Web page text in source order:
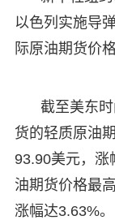
以色列实施导
际原油期货价
截至美东
货的轻质原油
93.90美元，涨
油期货价格最
涨幅达3.63%。